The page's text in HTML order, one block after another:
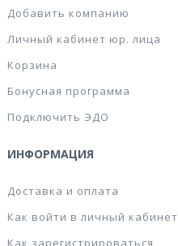
Добавить компанию
Личный кабинет юр. лица
Корзина
Бонусная программа
Подключить ЭДО
ИНФОРМАЦИЯ
Доставка и оплата
Как войти в личный кабинет
Как зарегистрироваться